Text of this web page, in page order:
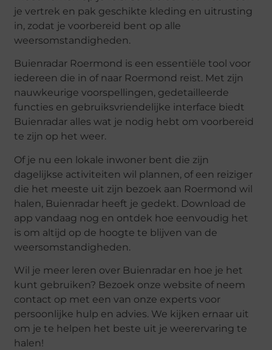
je vertrek en pak geschikte kleding en uitrusting
in, zodat je voorbereid bent op alle
weersomstandigheden.
Buienradar Roermond is een essentiële tool voor
iedereen die in of naar Roermond reist. Met zijn
nauwkeurige voorspellingen, gedetailleerde
functies en gebruiksvriendelijke interface biedt
Buienradar alles wat je nodig hebt om voorbereid
te zijn op het weer.
Of je nu een lokale inwoner bent die zijn
dagelijkse activiteiten wil plannen, of een reiziger
die het meeste uit zijn bezoek aan Roermond wil
halen, Buienradar heeft je gedekt. Download de
app vandaag nog en ontdek hoe eenvoudig het
is om altijd op de hoogte te blijven van de
weersomstandigheden.
Wil je meer leren over Buienradar en hoe je het
kunt gebruiken? Bezoek onze website of neem
contact op met een van onze experts voor
persoonlijke hulp en advies. We kijken ernaar uit
om je te helpen het beste uit je weerervaring te
halen!